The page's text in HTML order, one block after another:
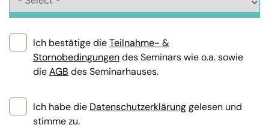
Ich bestätige dieTeilnahme- &
Stornobedingungendes Seminars wie o.a. sowie
dieAGB des Seminarhauses.
Ich habe die Datenschutzerklärunggelesen und
stimme zu.